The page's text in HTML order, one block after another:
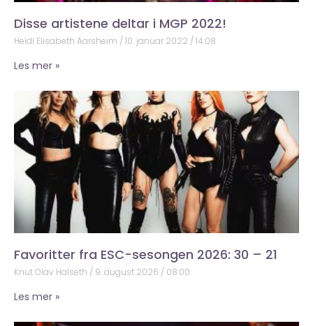
Disse artistene deltar i MGP 2022!
Heidi Elisabeth Aarsheim 10. januar 2022 14:08
Les mer »
Favoritter fra ESC-sesongen 2026: 30 – 21
Knut Olav Halseth 9. august 2026 08:00
Les mer »